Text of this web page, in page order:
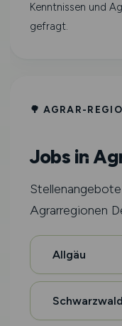
Kenntnissen und
gefragt.
🌳 AGRAR-
Jobs in
Agrarregionen
Allgäu
Schwarzwald